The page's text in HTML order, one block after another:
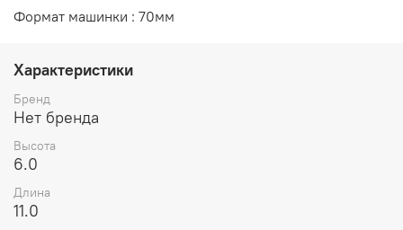
Формат машинки : 70мм
Характеристики
Бренд
Нет бренда
Высота
6.0
Длина
11.0